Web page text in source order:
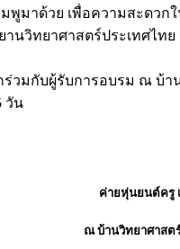
พูมาด้วย เพื่อความสะดวก
วิทยาศาสตร์ประเทศไท
วมกับผู้รับการอบรม ณ บ้า
วัน
ค่ายหุ่นยนต์ครู
ณ บ้านวิทยาศาสต